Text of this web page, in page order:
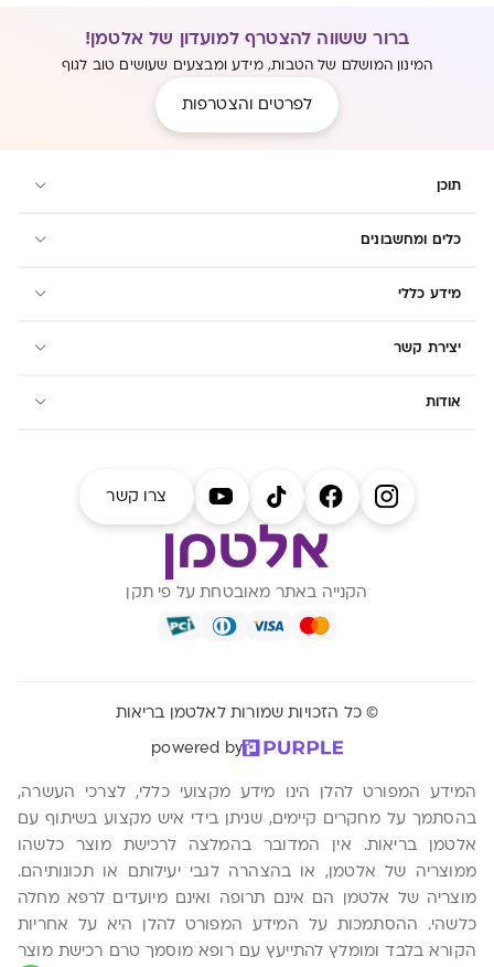
ברור ששווה להצטרף למועדון של אלטמן!
המינון המושלם של הטבות, מידע ומבצעים שעושים טוב לגוף
לפרטים והצטרפות
תוכן
כלים ומחשבונים
מידע כללי
יצירת קשר
אודות
צרו קשר
הקנייה באתר מאובטחת על פי תקן
© כל הזכויות שמורות לאלטמן בריאות
powered by
המידע המפורט להלן הינו מידע מקצועי כללי, לצרכי העשרה,
בהסתמך על מחקרים קיימים, שניתן בידי איש מקצוע בשיתוף עם
אלטמן בריאות. אין המדובר בהמלצה לרכישת מוצר כלשהו
ממוצריה של אלטמן, או בהצהרה לגבי יעילותם או תכונותיהם.
מוצריה של אלטמן הם אינם תרופה ואינם מיועדים לרפא מחלה
כלשהי. ההסתמכות על המידע המפורט להלן היא על אחריות
הקורא בלבד ומומלץ להתייעץ עם רופא מוסמך טרם רכישת מוצר